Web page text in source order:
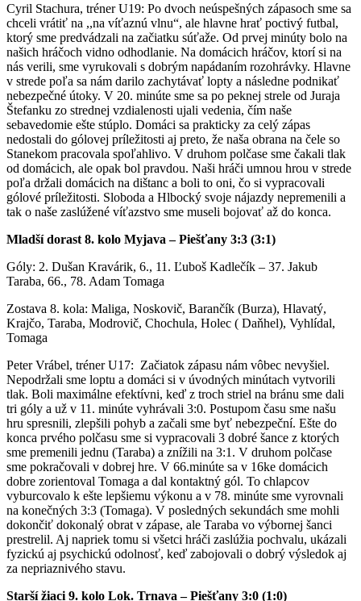
Cyril Stachura, tréner U19: Po dvoch neúspešných zápasoch sme sa
chceli vrátiť na ,,na víťaznú vlnu“, ale hlavne hrať poctivý futbal,
ktorý sme predvádzali na začiatku súťaže. Od prvej minúty bolo na
našich hráčoch vidno odhodlanie. Na domácich hráčov, ktorí si na
nás verili, sme vyrukovali s dobrým napádaním rozohrávky. Hlavne
v strede poľa sa nám darilo zachytávať lopty a následne podnikať
nebezpečné útoky. V 20. minúte sme sa po peknej strele od Juraja
Štefanku zo strednej vzdialenosti ujali vedenia, čím naše
sebavedomie ešte stúplo. Domáci sa prakticky za celý zápas
nedostali do gólovej príležitosti aj preto, že naša obrana na čele so
Stanekom pracovala spoľahlivo. V druhom polčase sme čakali tlak
od domácich, ale opak bol pravdou. Naši hráči umnou hrou v strede
poľa držali domácich na dištanc a boli to oni, čo si vypracovali
gólové príležitosti. Sloboda a Hlbocký svoje nájazdy nepremenili a
tak o naše zaslúžené víťazstvo sme museli bojovať až do konca.
Mladší dorast 8. kolo Myjava – Piešťany 3:3 (3:1)
Góly: 2. Dušan Kravárik, 6., 11. Ľuboš Kadlečík – 37. Jakub
Taraba, 66., 78. Adam Tomaga
Zostava 8. kola: Maliga, Noskovič, Barančík (Burza), Hlavatý,
Krajčo, Taraba, Modrovič, Chochula, Holec ( Daňhel), Vyhlídal,
Tomaga
Peter Vrábel, tréner U17: Začiatok zápasu nám vôbec nevyšiel.
Nepodržali sme loptu a domáci si v úvodných minútach vytvorili
tlak. Boli maximálne efektívni, keď z troch striel na bránu sme dali
tri góly a už v 11. minúte vyhrávali 3:0. Postupom času sme našu
hru spresnili, zlepšili pohyb a začali sme byť nebezpeční. Ešte do
konca prvého polčasu sme si vypracovali 3 dobré šance z ktorých
sme premenili jednu (Taraba) a znížili na 3:1. V druhom polčase
sme pokračovali v dobrej hre. V 66.minúte sa v 16ke domácich
dobre zorientoval Tomaga a dal kontaktný gól. To chlapcov
vyburcovalo k ešte lepšiemu výkonu a v 78. minúte sme vyrovnali
na konečných 3:3 (Tomaga). V posledných sekundách sme mohli
dokončiť dokonalý obrat v zápase, ale Taraba vo výbornej šanci
prestrelil. Aj napriek tomu si všetci hráči zaslúžia pochvalu, ukázali
fyzickú aj psychickú odolnosť, keď zabojovali o dobrý výsledok aj
za nepriaznivého stavu.
Starší žiaci 9. kolo Lok. Trnava – Piešťany 3:0 (1:0)